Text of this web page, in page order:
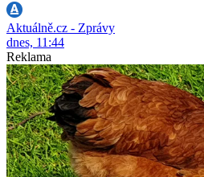
Aktuálně.cz - Zprávy
dnes, 11:44
Reklama